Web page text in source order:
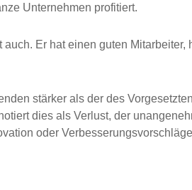
Unternehmen profitiert.
auch. Er hat einen guten Mitarbeiter,
stärker als der des
dies als Verlust, der
oder